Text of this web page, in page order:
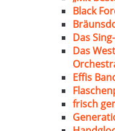
Black
Das
Das
Effis
frisch